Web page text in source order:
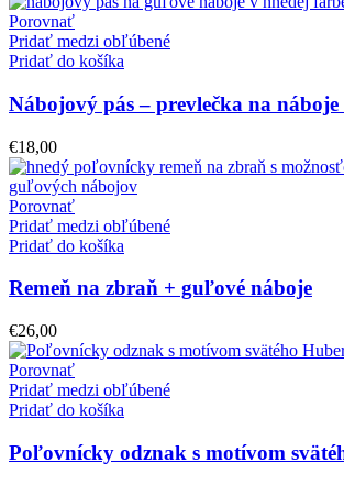
Porovnať
Pridať medzi obľúbené
Pridať do košíka
Nábojový pás – prevlečka na
€18,00
Porovnať
Pridať medzi obľúbené
Pridať do košíka
Remeň na zbraň + guľové náboje
€26,00
Porovnať
Pridať medzi obľúbené
Pridať do košíka
Poľovnícky odznak s motívom